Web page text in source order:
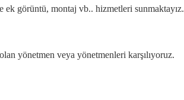
görüntü, montaj vb.. hizmetleri sunmaktayız.
yönetmen veya yönetmenleri karşılıyoruz.